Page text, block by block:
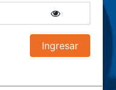
Ingresar